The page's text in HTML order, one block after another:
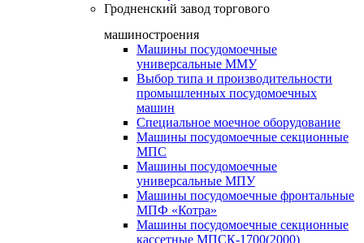
Гродненский завод торгового
машиностроения
Машины посудомоечные
универсальные ММУ
Выбор типа и производительности
промышленных посудомоечных
машин
Специальное моечное оборудование
Машины посудомоечные секционные
МПС
Машины посудомоечные
универсальные МПУ
Машины посудомоечные фронтальные
МПФ «Котра»
Машины посудомоечные секционные
кассетные МПСК-1700(2000)